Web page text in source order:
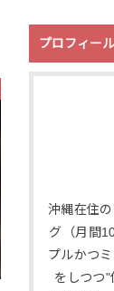
プロフィー
沖縄在住
グ（月間
プルかつ
をしつつ